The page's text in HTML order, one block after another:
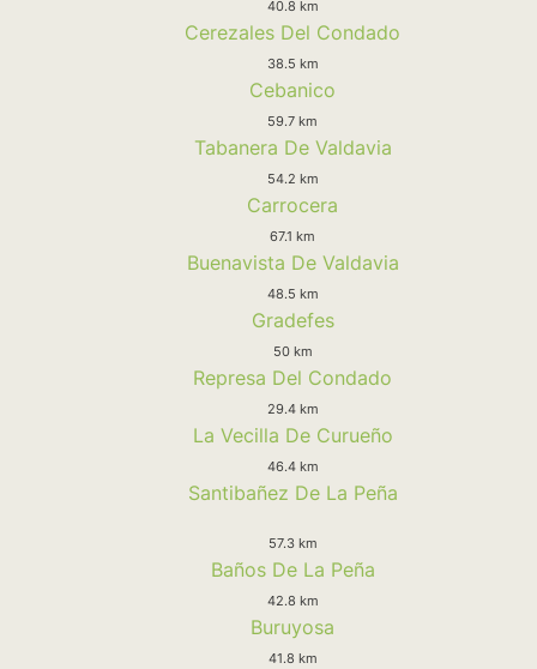
40.8 km
Cerezales Del Condado
38.5 km
Cebanico
59.7 km
Tabanera De Valdavia
54.2 km
Carrocera
67.1 km
Buenavista De Valdavia
48.5 km
Gradefes
50 km
Represa Del Condado
29.4 km
La Vecilla De Curueño
46.4 km
Santibañez De La Peña
57.3 km
Baños De La Peña
42.8 km
Buruyosa
41.8 km